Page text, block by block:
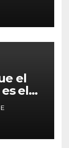
el
el